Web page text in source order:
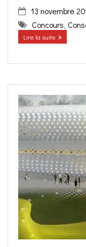
13 novembre
Concours,
Lire la suite